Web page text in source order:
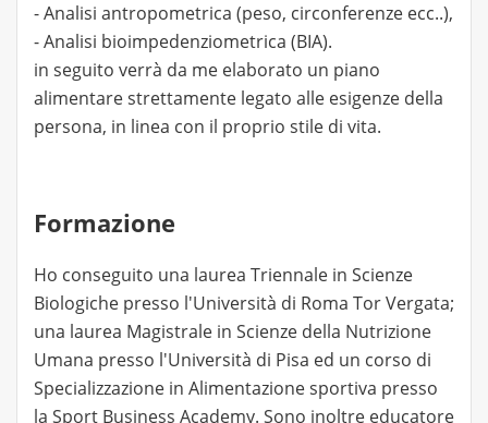
- Analisi antropometrica (peso, circonferenze ecc..),
- Analisi bioimpedenziometrica (BIA).
in seguito verrà da me elaborato un piano
alimentare strettamente legato alle esigenze della
persona, in linea con il proprio stile di vita.
Formazione
Ho conseguito una laurea Triennale in Scienze
Biologiche presso l'Università di Roma Tor Vergata;
una laurea Magistrale in Scienze della Nutrizione
Umana presso l'Università di Pisa ed un corso di
Specializzazione in Alimentazione sportiva presso
la Sport Business Academy. Sono inoltre educatore